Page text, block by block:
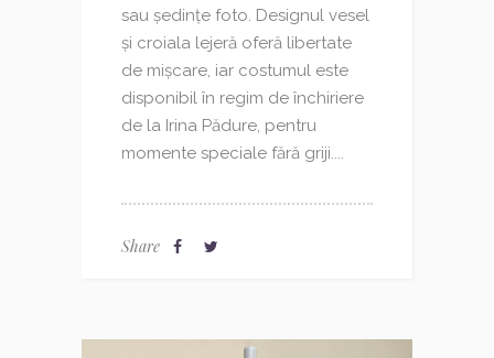
sau ședințe foto. Designul vesel
și croiala lejeră oferă libertate
de mișcare, iar costumul este
disponibil în regim de închiriere
de la Irina Pădure, pentru
momente speciale fără griji....
Share